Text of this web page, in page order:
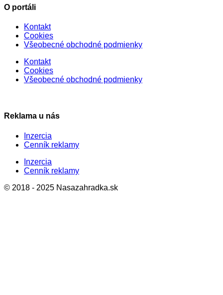
O portáli
Kontakt
Cookies
Všeobecné obchodné podmienky
Kontakt
Cookies
Všeobecné obchodné podmienky
Reklama u nás
Inzercia
Cenník reklamy
Inzercia
Cenník reklamy
© 2018 - 2025 Nasazahradka.sk